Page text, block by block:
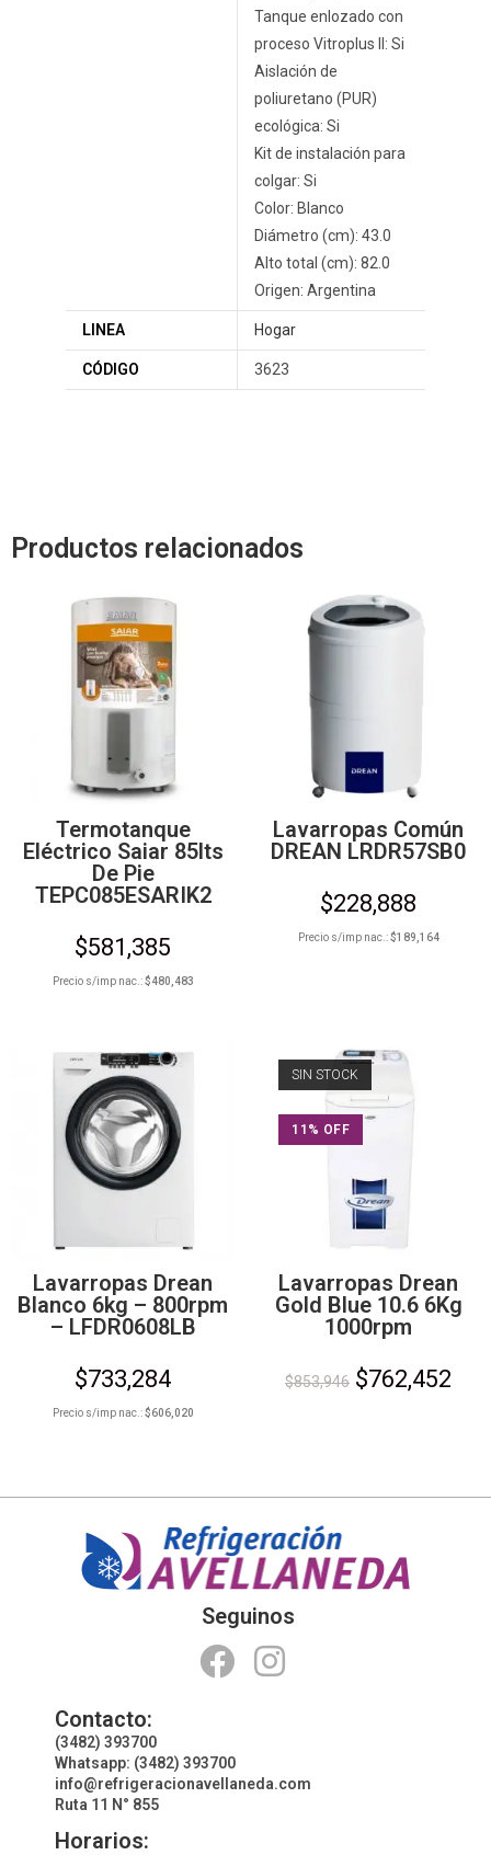
Tanque enlozado con
proceso Vitroplus II: Si
Aislación de
poliuretano (PUR)
ecológica: Si
Kit de instalación para
colgar: Si
Color: Blanco
Diámetro (cm): 43.0
Alto total (cm): 82.0
Origen: Argentina
LINEA Hogar
CÓDIGO 3623
Productos relacionados
Termotanque
Eléctrico Saiar 85lts
De Pie
TEPC085ESARIK2
$581,385
Precio s/imp nac.:$480,483
Lavarropas Común
DREAN LRDR57SB0
$228,888
Precio s/imp nac.:$189,164
Lavarropas Drean
Blanco 6kg – 800rpm
– LFDR0608LB
$733,284
Precio s/imp nac.:$606,020
SIN STOCK
11% OFF
Lavarropas Drean
Gold Blue 10.6 6Kg
1000rpm
$853,946 $762,452
Seguinos
Contacto:
(3482) 393700
Whatsapp: (3482) 393700
info@refrigeracionavellaneda.com
Ruta 11 N° 855
Horarios: